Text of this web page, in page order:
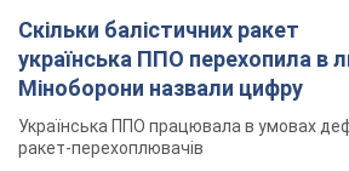
Ауріка Ротару через суд змінила
свою пенсію, на яку раніше
жалілася: скільки отримувала
співачка
час роботи в Чернівецькій філармонії